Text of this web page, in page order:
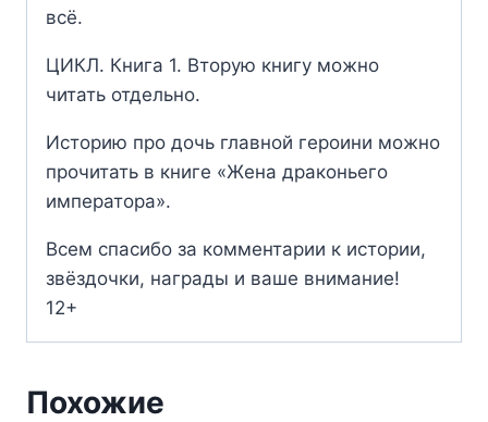
всё.
ЦИКЛ. Книга 1. Вторую книгу можно
читать отдельно.
Историю про дочь главной героини можно
прочитать в книге «Жена драконьего
императора».
Всем спасибо за комментарии к истории,
звёздочки, награды и ваше внимание!
12+
Похожие